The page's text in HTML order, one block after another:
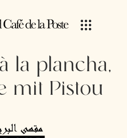
la plancha,
mit Pistou